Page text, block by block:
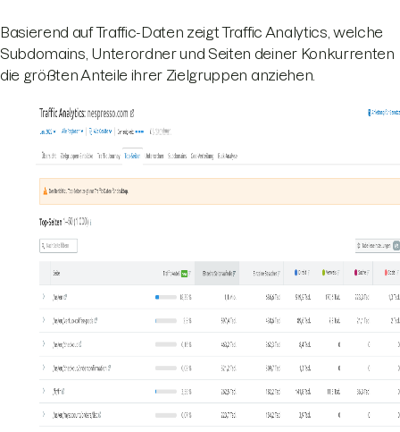
Basierend auf Traffic-Daten zeigt Traffic Analytics, welche
Subdomains, Unterordner und Seiten deiner Konkurrenten
die größten Anteile ihrer Zielgruppen anziehen.